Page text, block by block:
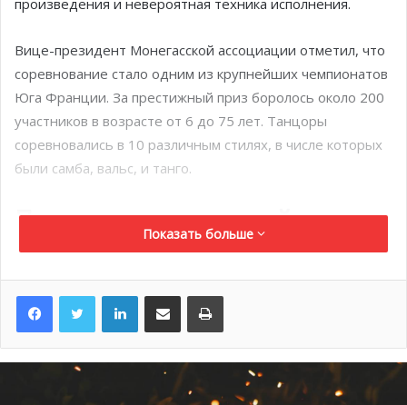
произведения и невероятная техника исполнения.
Вице-президент Монегасской ассоциации отметил, что
соревнование стало одним из крупнейших чемпионатов
Юга Франции. За престижный приз боролось около 200
участников в возрасте от 6 до 75 лет. Танцоры
соревновались в 10 различным стилях, в числе которых
были самба, вальс, и танго.
Проигрыш юношеской
футбольной команды
Воспитанники футбольной академии ФК Монако до 17
лет уступили соперникам из Лиона со счетом 1-0.
года, после 9 матчей без поражений.
Показать больше
LinkedInПоделиться по электронной почте Распечатать